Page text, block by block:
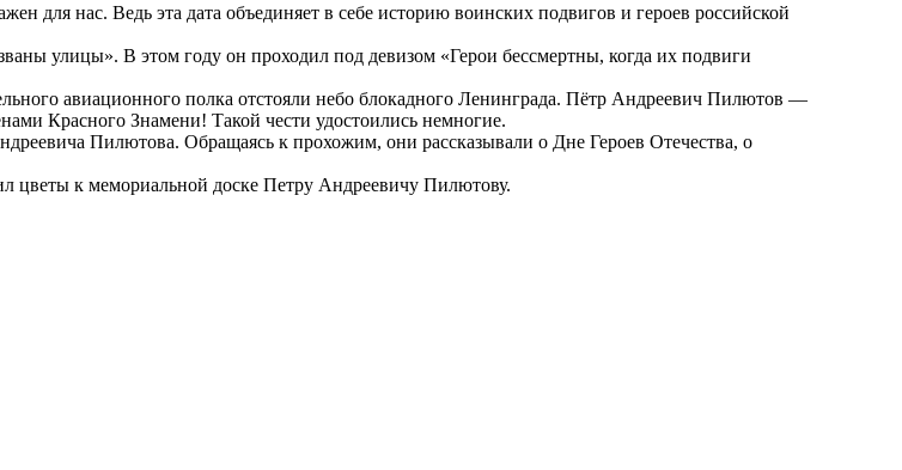
для нас. Ведь эта дата объединяет в себе историю воинских подвигов и героев российской
улицы». В этом году он проходил под девизом «Герои бессмертны, когда их подвиги
авиационного полка отстояли небо блокадного Ленинграда. Пётр Андреевич Пилютов —
Красного Знамени! Такой чести удостоились немногие.
Пилютова. Обращаясь к прохожим, они рассказывали о Дне Героев Отечества, о
цветы к мемориальной доске Петру Андреевичу Пилютову.